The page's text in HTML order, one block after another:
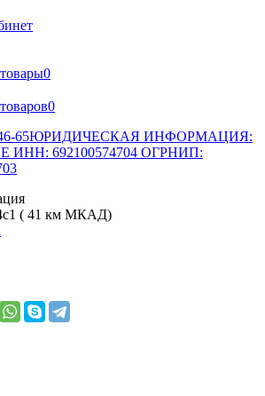
0
0
65ЮРИДИЧЕСКАЯ ИНФОРМАЦИЯ:
ИНН: 692100574704 ОГРНИП:
( 41 км МКАД)